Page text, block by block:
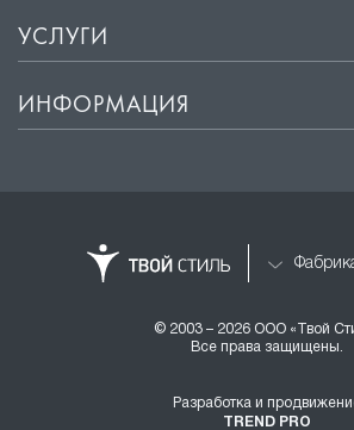
УСЛУГИ
ИНФОРМАЦИЯ
© 2003 – 2026 ООО «Твой
Все права защищены.
Разработка и
TREND PRO